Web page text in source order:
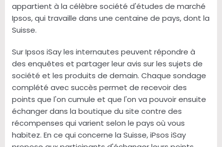
appartient à la célèbre société d'études de marché
Ipsos, qui travaille dans une centaine de pays, dont la
Suisse.
Sur Ipsos iSay les internautes peuvent répondre à
des enquêtes et partager leur avis sur les sujets de
société et les produits de demain. Chaque sondage
complété avec succès permet de recevoir des
points que l'on cumule et que l'on va pouvoir ensuite
échanger dans la boutique du site contre des
récompenses qui varient selon le pays où vous
habitez. En ce qui concerne la Suisse, iPsos iSay